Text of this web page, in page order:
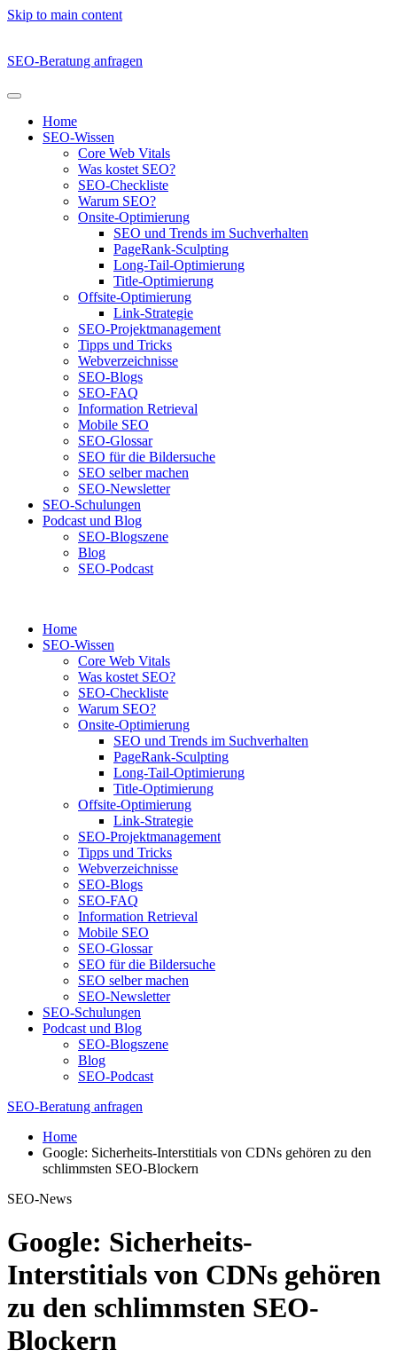
Skip to main content
SEO-Beratung anfragen
Home
SEO-Wissen
Core Web Vitals
Was kostet SEO?
SEO-Checkliste
Warum SEO?
Onsite-Optimierung
SEO und Trends im Suchverhalten
PageRank-Sculpting
Long-Tail-Optimierung
Title-Optimierung
Offsite-Optimierung
Link-Strategie
SEO-Projektmanagement
Tipps und Tricks
Webverzeichnisse
SEO-Blogs
SEO-FAQ
Information Retrieval
Mobile SEO
SEO-Glossar
SEO für die Bildersuche
SEO selber machen
SEO-Newsletter
SEO-Schulungen
Podcast und Blog
SEO-Blogszene
Blog
SEO-Podcast
Home
SEO-Wissen
Core Web Vitals
Was kostet SEO?
SEO-Checkliste
Warum SEO?
Onsite-Optimierung
SEO und Trends im Suchverhalten
PageRank-Sculpting
Long-Tail-Optimierung
Title-Optimierung
Offsite-Optimierung
Link-Strategie
SEO-Projektmanagement
Tipps und Tricks
Webverzeichnisse
SEO-Blogs
SEO-FAQ
Information Retrieval
Mobile SEO
SEO-Glossar
SEO für die Bildersuche
SEO selber machen
SEO-Newsletter
SEO-Schulungen
Podcast und Blog
SEO-Blogszene
Blog
SEO-Podcast
SEO-Beratung anfragen
Home
Google: Sicherheits-Interstitials von CDNs gehören zu den
schlimmsten SEO-Blockern
SEO-News
Google: Sicherheits-
Interstitials von CDNs gehören
zu den schlimmsten SEO-
Blockern